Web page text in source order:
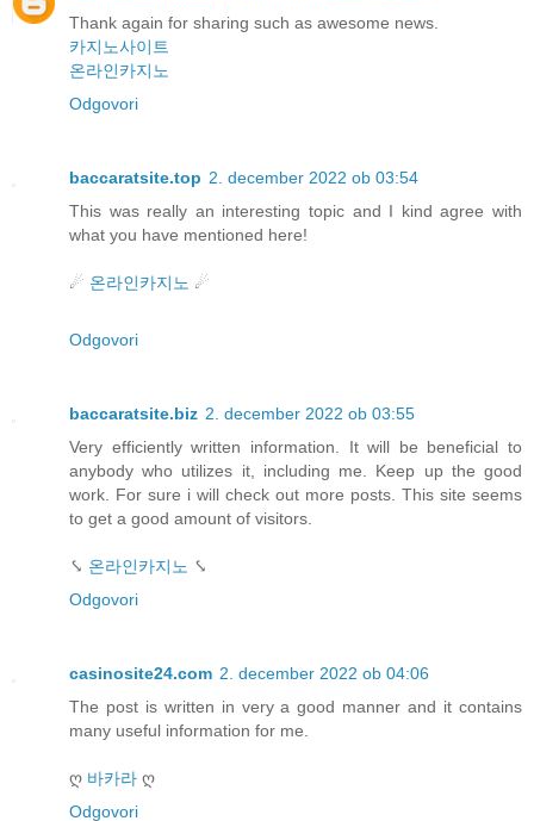
Thank again for sharing such as awesome news.
카지노사이트
온라인카지노
Odgovori
baccaratsite.top 2. december 2022 ob 03:54
This was really an interesting topic and I kind agree with
what you have mentioned here!
☄ 온라인카지노 ☄
Odgovori
baccaratsite.biz 2. december 2022 ob 03:55
Very efficiently written information. It will be beneficial to
anybody who utilizes it, including me. Keep up the good
work. For sure i will check out more posts. This site seems
to get a good amount of visitors.
⤥ 온라인카지노 ⤥
Odgovori
casinosite24.com 2. december 2022 ob 04:06
The post is written in very a good manner and it contains
many useful information for me.
ღ 바카라 ღ
Odgovori